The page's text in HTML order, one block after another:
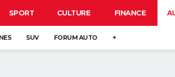
SPORT CULTURE FINANCE
SUV FORUM AUTO +